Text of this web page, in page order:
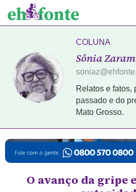
COLUNA
Sônia
Relatos e fatos,
passado e do
Mato Grosso.
O avanço da gripe